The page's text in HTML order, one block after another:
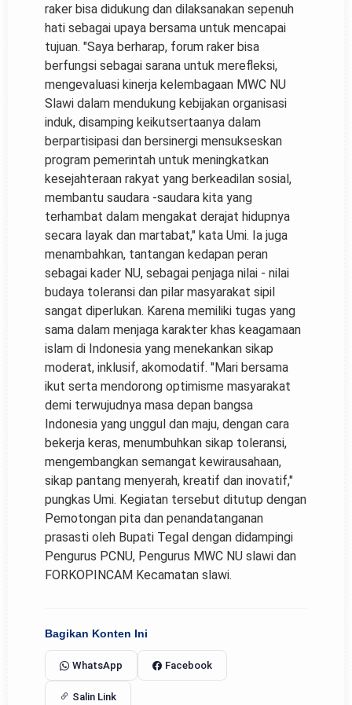
raker bisa didukung dan dilaksanakan sepenuh
hati sebagai upaya bersama untuk mencapai
tujuan. "Saya berharap, forum raker bisa
berfungsi sebagai sarana untuk merefleksi,
mengevaluasi kinerja kelembagaan MWC NU
Slawi dalam mendukung kebijakan organisasi
induk, disamping keikutsertaanya dalam
berpartisipasi dan bersinergi mensukseskan
program pemerintah untuk meningkatkan
kesejahteraan rakyat yang berkeadilan sosial,
membantu saudara -saudara kita yang
terhambat dalam mengakat derajat hidupnya
secara layak dan martabat," kata Umi. Ia juga
menambahkan, tantangan kedapan peran
sebagai kader NU, sebagai penjaga nilai - nilai
budaya toleransi dan pilar masyarakat sipil
sangat diperlukan. Karena memiliki tugas yang
sama dalam menjaga karakter khas keagamaan
islam di Indonesia yang menekankan sikap
moderat, inklusif, akomodatif. "Mari bersama
ikut serta mendorong optimisme masyarakat
demi terwujudnya masa depan bangsa
Indonesia yang unggul dan maju, dengan cara
bekerja keras, menumbuhkan sikap toleransi,
mengembangkan semangat kewirausahaan,
sikap pantang menyerah, kreatif dan inovatif,"
pungkas Umi. Kegiatan tersebut ditutup dengan
Pemotongan pita dan penandatanganan
prasasti oleh Bupati Tegal dengan didampingi
Pengurus PCNU, Pengurus MWC NU slawi dan
FORKOPINCAM Kecamatan slawi.
Bagikan Konten Ini
WhatsApp Facebook
Salin Link